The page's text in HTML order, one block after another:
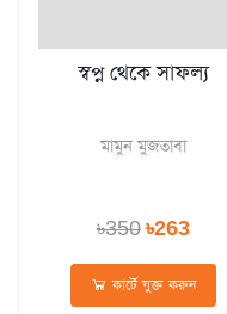
স্বপ্ন থেকে সাফল্য
মামুন মুজতাবা
৳350৳263
কার্টে যুক্ত করুন